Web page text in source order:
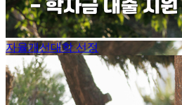
자율개선대학 선정